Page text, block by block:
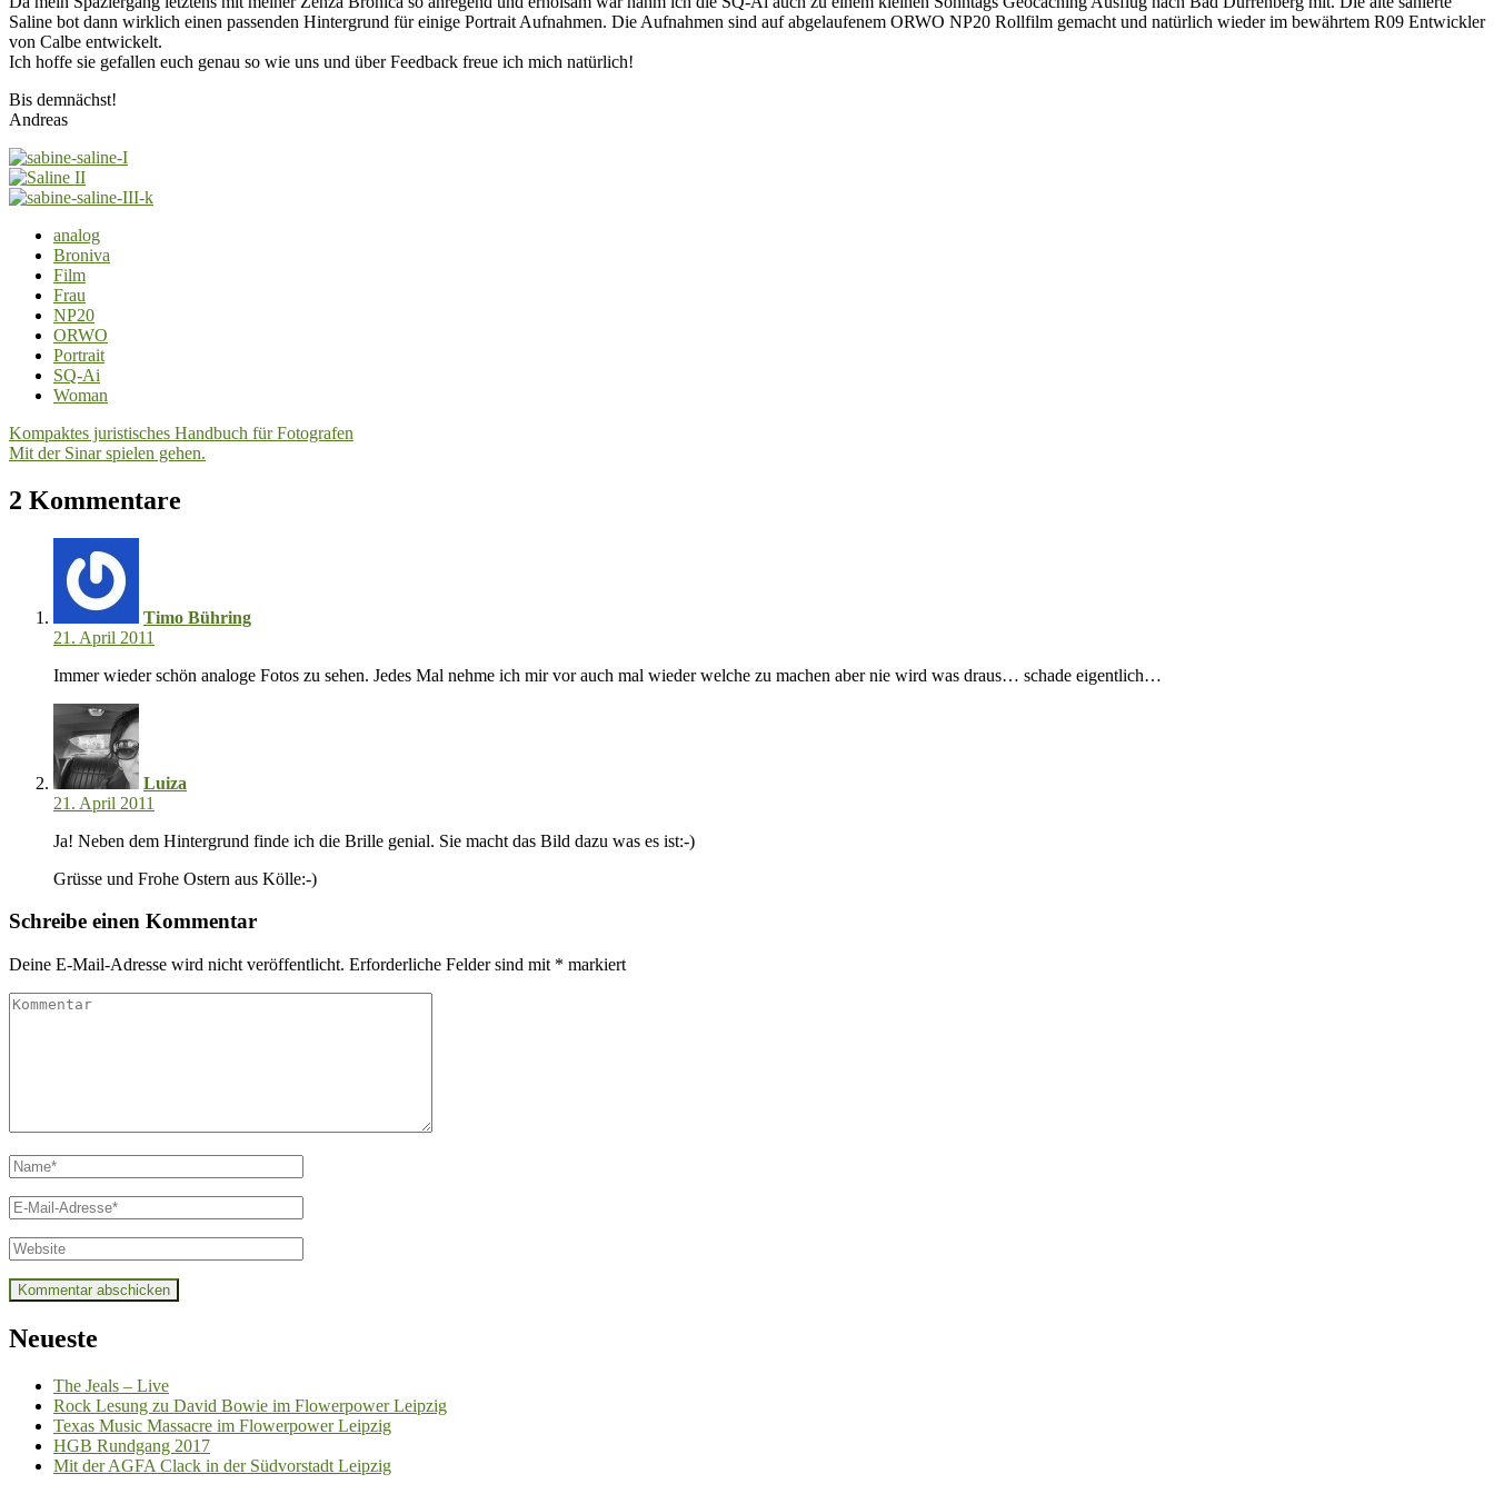
Saline bot dann wirklich einen passenden Hintergrund für einige Portrait Aufnahmen. Die Aufnahmen sind auf abgelaufenem ORWO NP20 Rollfilm gemacht und natürlich wieder im bewährtem R09 Entwickler
von Calbe entwickelt.
Ich hoffe sie gefallen euch genau so wie uns und über Feedback freue ich mich natürlich!
Bis demnächst!
Andreas
analog
Broniva
Film
Frau
NP20
ORWO
Portrait
SQ-Ai
Woman
Beitragsnavigation
Kompaktes juristisches Handbuch für Fotografen
Mit der Sinar spielen gehen.
2 Kommentare
Timo Bühring
21. April 2011
Immer wieder schön analoge Fotos zu sehen. Jedes Mal nehme ich mir vor auch mal wieder welche zu machen aber nie wird was draus… schade eigentlich…
Luiza
21. April 2011
Ja! Neben dem Hintergrund finde ich die Brille genial. Sie macht das Bild dazu was es ist:-)
Grüsse und Frohe Ostern aus Kölle:-)
Schreibe einen Kommentar
Deine E-Mail-Adresse wird nicht veröffentlicht. Erforderliche Felder sind mit * markiert
Kommentar
Name*
E-
Mail*
Website
Neueste
The Jeals – Live
Rock Lesung zu David Bowie im Flowerpower Leipzig
Texas Music Massacre im Flowerpower Leipzig
HGB Rundgang 2017
Mit der AGFA Clack in der Südvorstadt Leipzig